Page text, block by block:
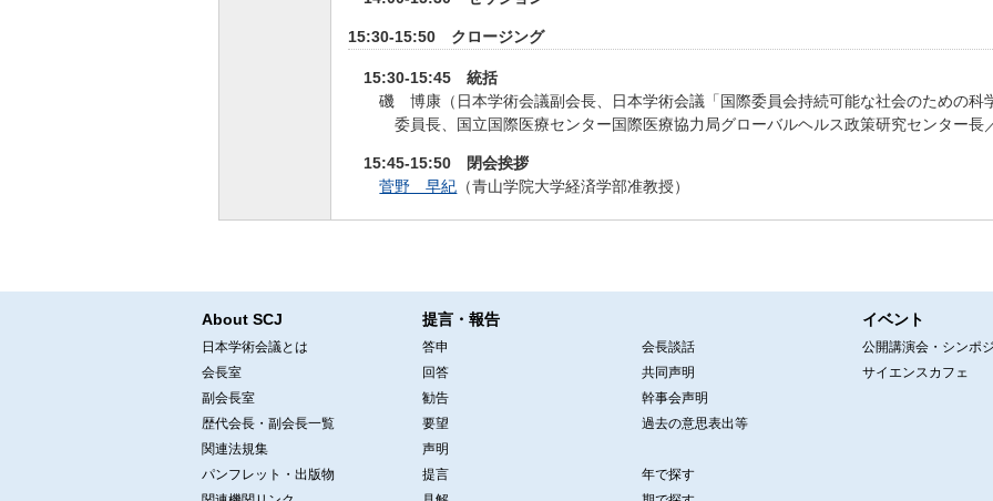
15:30-15:50 クロージング
15:30-15:45 統括
磯 博康（日本学術会議副会長、日本学術会議「国際委員会持続可能な社会のための科
委員長、国立国際医療センター国際医療協力局グローバルヘルス政策研究センター長
15:45-15:50 閉会挨拶
菅野 早紀 （青山学院大学経済学部准教授）
About SCJ
日本学術会議とは
会長室
副会長室
歴代会長・副会長一覧
関連法規集
パンフレット・出版物
提言・報告
答申
回答
勧告
要望
声明
提言
会長談話
共同声明
幹事会声明
過去の意思表出等
年で探す
イベント
公開講演会・シンポ
サイエンスカフェ